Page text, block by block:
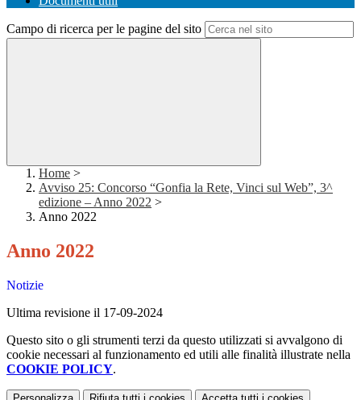
Campo di ricerca per le pagine del sito
Home >
Avviso 25: Concorso “Gonfia la Rete, Vinci sul Web”, 3^
edizione – Anno 2022 >
Anno 2022
Anno 2022
Notizie
Ultima revisione il 17-09-2024
Questo sito o gli strumenti terzi da questo utilizzati si avvalgono di
cookie necessari al funzionamento ed utili alle finalità illustrate nella
COOKIE POLICY.